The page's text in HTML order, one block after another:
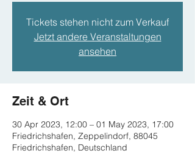
Tickets stehen nicht zum Verkauf
Jetzt andere Veranstaltungen
ansehen
Zeit & Ort
30 Apr 2023, 12:00 – 01 May 2023, 17:00
Friedrichshafen, Zeppelindorf, 88045
Friedrichshafen, Deutschland